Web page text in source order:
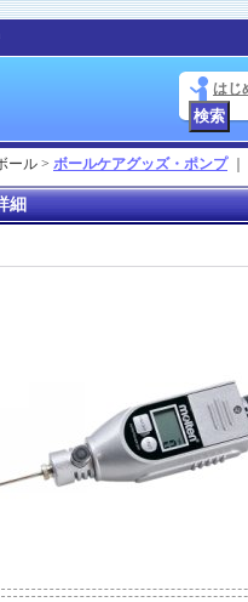
はじ
ール > ボールケアグッズ・ポンプ｜
細